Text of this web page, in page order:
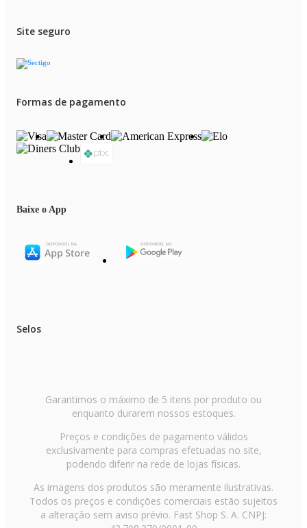
Site seguro
Formas de pagamento
Baixe o App
Selos
Garantimos o máximo de 5 itens por produto ou
enquanto durarem nossos estoques.
Preços e condições de pagamento válidos
exclusivamente para compras efetuadas no site,
podendo diferir na rede de lojas físicas.
As imagens dos produtos são meramente ilustrativas.
Todos os preços e condições comerciais estão sujeitos
a alteração sem aviso prévio. Fast Shop S. A. CNPJ: